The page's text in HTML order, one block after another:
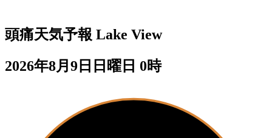
頭痛天気予報 Lake View
2026年8月9日日曜日 0時